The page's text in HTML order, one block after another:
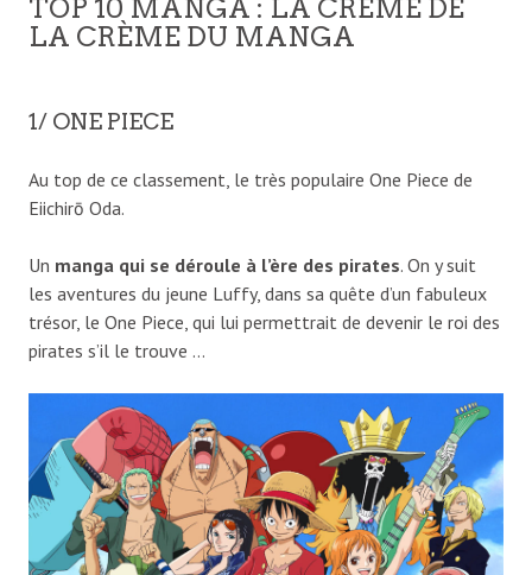
TOP 10 MANGA : LA CRÈME DE
LA CRÈME DU MANGA
1/ ONE PIECE
Au top de ce classement, le très populaire One Piece de
Eiichirō Oda.
Un manga qui se déroule à l’ère des pirates. On y suit
les aventures du jeune Luffy, dans sa quête d’un fabuleux
trésor, le One Piece, qui lui permettrait de devenir le roi des
pirates s’il le trouve …